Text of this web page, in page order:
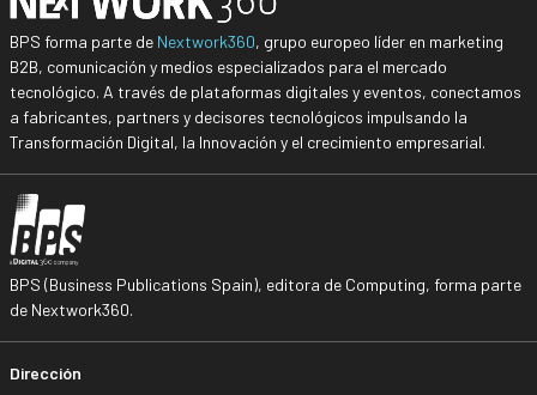
BPS forma parte de Nextwork360, grupo europeo líder en marketing
B2B, comunicación y medios especializados para el mercado
tecnológico. A través de plataformas digitales y eventos, conectamos
a fabricantes, partners y decisores tecnológicos impulsando la
Transformación Digital, la Innovación y el crecimiento empresarial.
BPS (Business Publications Spain), editora de Computing, forma parte
de Nextwork360.
Dirección